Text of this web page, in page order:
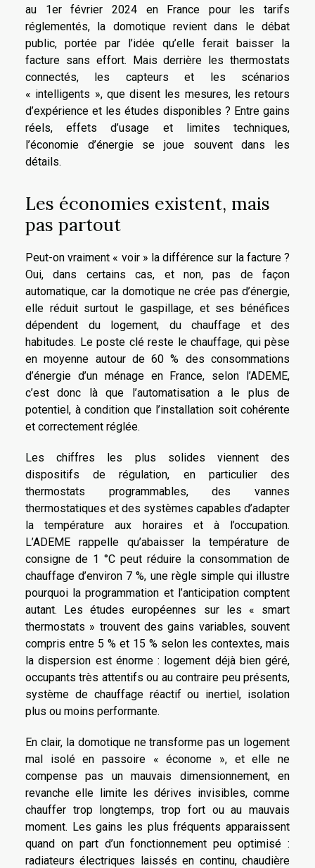
au 1er février 2024 en France pour les tarifs
réglementés, la domotique revient dans le débat
public, portée par l’idée qu’elle ferait baisser la
facture sans effort. Mais derrière les thermostats
connectés, les capteurs et les scénarios
« intelligents », que disent les mesures, les retours
d’expérience et les études disponibles ? Entre gains
réels, effets d’usage et limites techniques,
l’économie d’énergie se joue souvent dans les
détails.
Les économies existent, mais
pas partout
Peut-on vraiment « voir » la différence sur la facture ?
Oui, dans certains cas, et non, pas de façon
automatique, car la domotique ne crée pas d’énergie,
elle réduit surtout le gaspillage, et ses bénéfices
dépendent du logement, du chauffage et des
habitudes. Le poste clé reste le chauffage, qui pèse
en moyenne autour de 60 % des consommations
d’énergie d’un ménage en France, selon l’ADEME,
c’est donc là que l’automatisation a le plus de
potentiel, à condition que l’installation soit cohérente
et correctement réglée.
Les chiffres les plus solides viennent des
dispositifs de régulation, en particulier des
thermostats programmables, des vannes
thermostatiques et des systèmes capables d’adapter
la température aux horaires et à l’occupation.
L’ADEME rappelle qu’abaisser la température de
consigne de 1 °C peut réduire la consommation de
chauffage d’environ 7 %, une règle simple qui illustre
pourquoi la programmation et l’anticipation comptent
autant. Les études européennes sur les « smart
thermostats » trouvent des gains variables, souvent
compris entre 5 % et 15 % selon les contextes, mais
la dispersion est énorme : logement déjà bien géré,
occupants très attentifs ou au contraire peu présents,
système de chauffage réactif ou inertiel, isolation
plus ou moins performante.
En clair, la domotique ne transforme pas un logement
mal isolé en passoire « économe », et elle ne
compense pas un mauvais dimensionnement, en
revanche elle limite les dérives invisibles, comme
chauffer trop longtemps, trop fort ou au mauvais
moment. Les gains les plus fréquents apparaissent
quand on part d’un fonctionnement peu optimisé :
radiateurs électriques laissés en continu, chaudière